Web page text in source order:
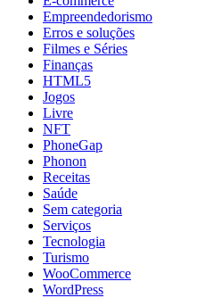
Empreendedorismo
Erros e soluções
Filmes e Séries
Finanças
HTML5
Jogos
Livre
NFT
PhoneGap
Phonon
Receitas
Saúde
Sem categoria
Serviços
Tecnologia
Turismo
WooCommerce
WordPress